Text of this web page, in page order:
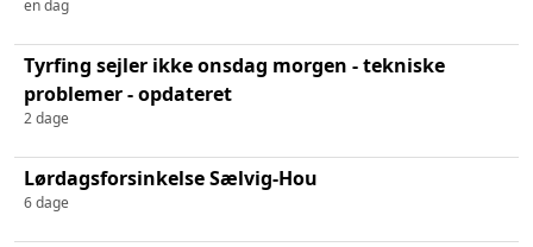
en dag
Tyrfing sejler ikke onsdag morgen - tekniske
problemer - opdateret
2 dage
Lørdagsforsinkelse Sælvig-Hou
6 dage